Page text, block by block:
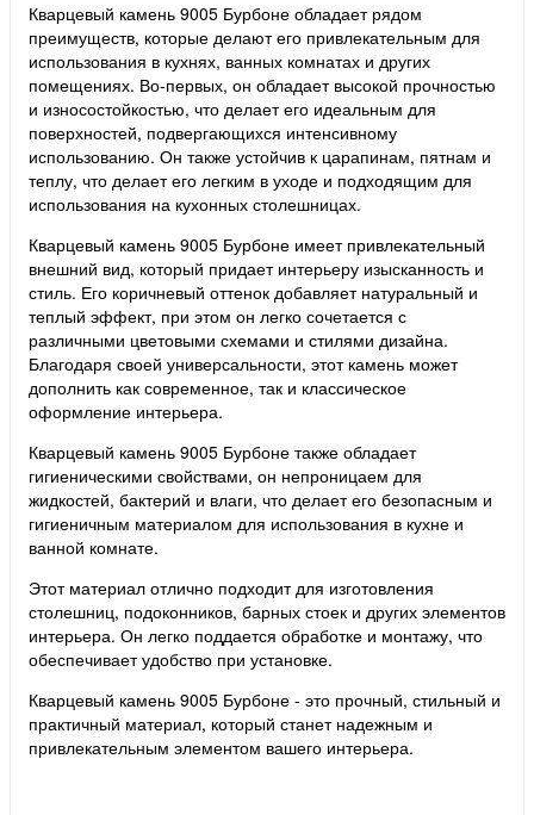
Кварцевый камень 9005 Бурбоне обладает рядом
преимуществ, которые делают его привлекательным для
использования в кухнях, ванных комнатах и других
помещениях. Во-первых, он обладает высокой прочностью
и износостойкостью, что делает его идеальным для
поверхностей, подвергающихся интенсивному
использованию. Он также устойчив к царапинам, пятнам и
теплу, что делает его легким в уходе и подходящим для
использования на кухонных столешницах.
Кварцевый камень 9005 Бурбоне имеет привлекательный
внешний вид, который придает интерьеру изысканность и
стиль. Его коричневый оттенок добавляет натуральный и
теплый эффект, при этом он легко сочетается с
различными цветовыми схемами и стилями дизайна.
Благодаря своей универсальности, этот камень может
дополнить как современное, так и классическое
оформление интерьера.
Кварцевый камень 9005 Бурбоне также обладает
гигиеническими свойствами, он непроницаем для
жидкостей, бактерий и влаги, что делает его безопасным и
гигиеничным материалом для использования в кухне и
ванной комнате.
Этот материал отлично подходит для изготовления
столешниц, подоконников, барных стоек и других элементов
интерьера. Он легко поддается обработке и монтажу, что
обеспечивает удобство при установке.
Кварцевый камень 9005 Бурбоне - это прочный, стильный и
практичный материал, который станет надежным и
привлекательным элементом вашего интерьера.